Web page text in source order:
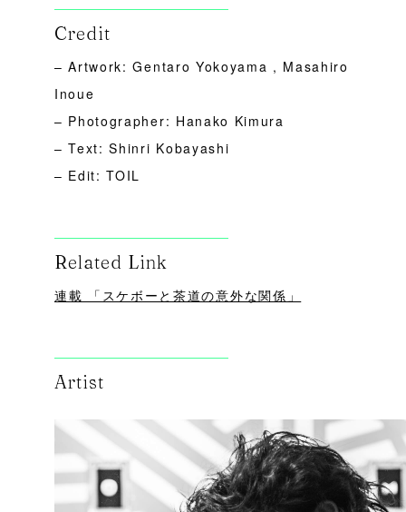
Credit
– Artwork: Gentaro Yokoyama , Masahiro
Inoue
– Photographer: Hanako Kimura
– Text: Shinri Kobayashi
– Edit: TOIL
Related Link
連載 「スケボーと茶道の意外な関係」
Artist